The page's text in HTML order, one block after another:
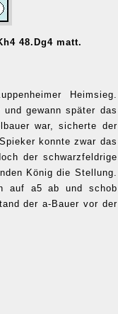
48.Dg4 matt.
Heimsieg.
gewann später das
war, sicherte der
konnte zwar das
der schwarzfeldrige
König die Stellung.
auf a5 ab und schob
der a-Bauer vor der